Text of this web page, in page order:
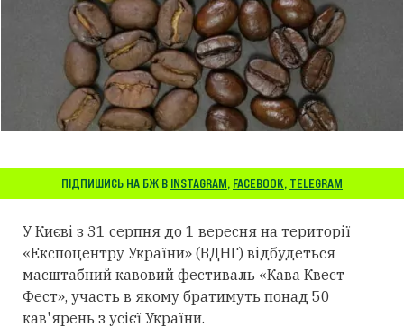
ПІДПИШИСЬ НА БЖ В INSTAGRAM, FACEBOOK, TELEGRAM
У Києві з 31 серпня до 1 вересня на території
«Експоцентру України» (ВДНГ) відбудеться
масштабний кавовий фестиваль «Кава Квест
Фест», участь в якому братимуть понад 50
кав'ярень з усієї України.